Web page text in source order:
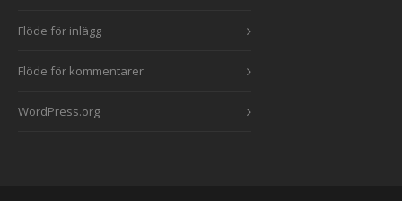
Flöde för inlägg
Flöde för kommentarer
WordPress.org